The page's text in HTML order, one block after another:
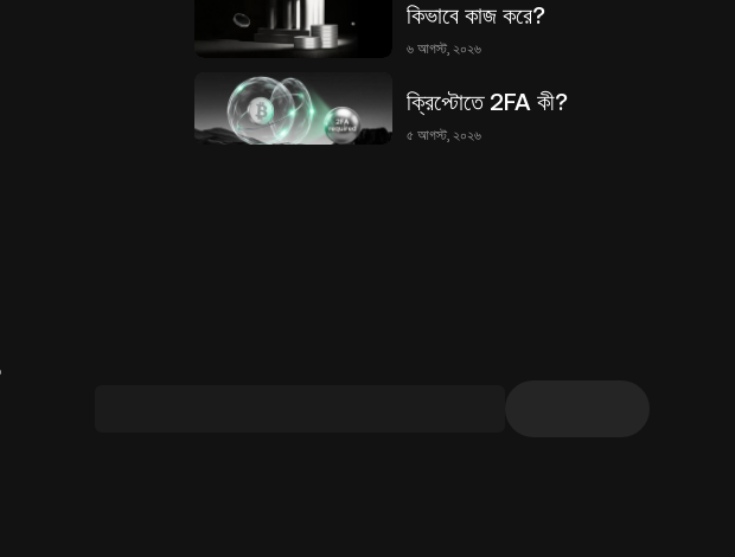
কিভাবে কাজ করে?
৬ আগস্ট, ২০২৬
ক্রিপ্টোতে 2FA কী?
৫ আগস্ট, ২০২৬